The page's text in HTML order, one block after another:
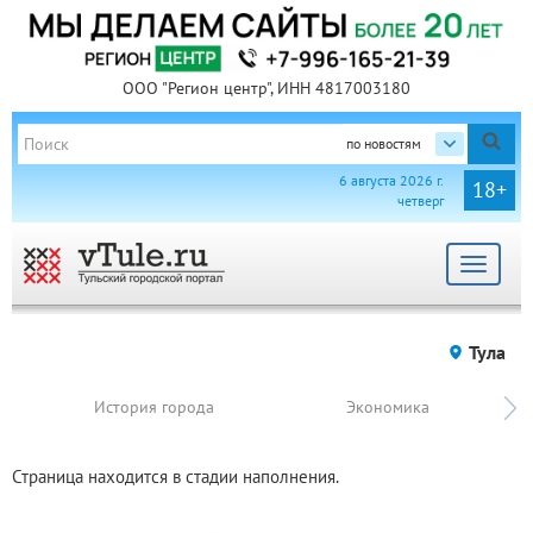
ООО "Регион центр", ИНН 4817003180
по новостям
18+
6 августа 2026 г.
четверг
Toggle
Тула
История города Экономика
Страница находится в стадии наполнения.